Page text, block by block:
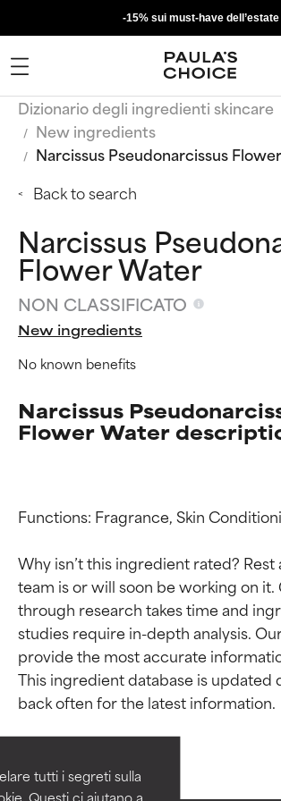
tutti i segreti sulla
Questi ci aiutano a
-15% sui must-have dell’estate
Dizionario degli ingredienti skincare
New ingredients
Narcissus Pseudonarcissus
Back to search
Narcissus
Flower Water
NON CLASSIFICATO
New ingredients
No known benefits
Narcissus
Flower Water
Functions: Fragrance, Skin
Why isn’t this ingredient rated? Rest
team is or will soon be working on it.
through research takes time and
studies require in-depth analysis.
provide the most accurate
This ingredient database is updated
Valutazione degli
ingredienti
Comprovati e sostenuti da
indipendenti. Ingrediente
Valutazione degli
ingredienti
Comprovati e sostenuti da
indipendenti. Ingrediente